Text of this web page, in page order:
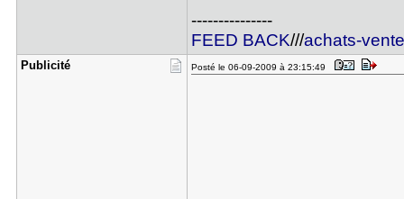
---------------
FEED BACK///achats-
Publicité Posté le 06-09-2009 à 23:15:49